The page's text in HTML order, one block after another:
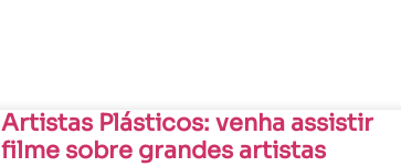
Artistas Plásticos: venha assistir
filme sobre grandes artistas